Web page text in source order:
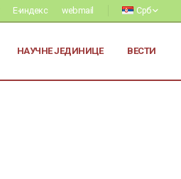
Е-индекс webmail Срб
НАУЧНЕ ЈЕДИНИЦЕ ВЕСТИ